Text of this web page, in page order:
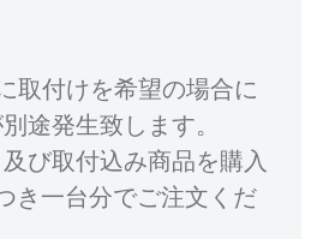
取付けを希望の場合に
途発生致します。
び取付込み商品を購入
き一台分でご注文くだ